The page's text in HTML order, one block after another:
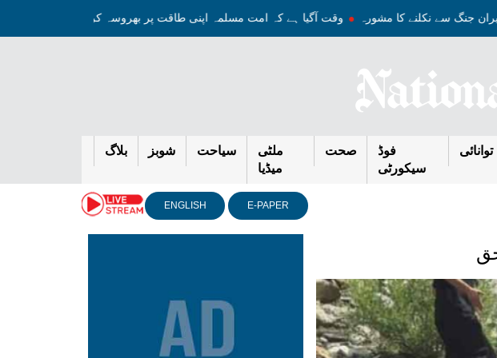
ایران جنگ سے نکلنے کا مشورہ وقت آگیا ہے کہ امت مسلمہ اپنی طاقت پر بھروسہ کرے، ایرانی وزیر
توانائی
فوڈ
سیکورٹی
صحت
ملٹی
میڈیا
سیاحت شوبز بلاگ
E-PAPER
ENGLISH